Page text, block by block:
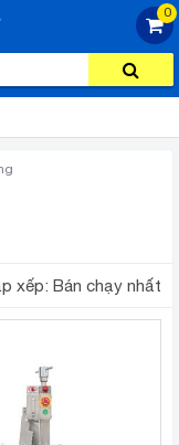
0
xếp: Bán chạy nhất